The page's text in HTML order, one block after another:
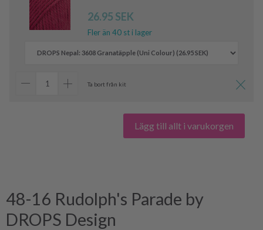
26.95 SEK
Fler än 40 st i lager
Ta bort från kit
Lägg till allt i varukorgen
48-16 Rudolph's Parade by
DROPS Design